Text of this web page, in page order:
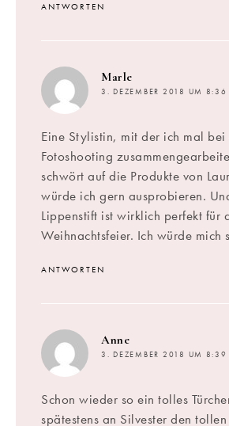
ANTWORTEN
Marle
3. DEZEMBER 2018 UM 8:36
Eine Stylistin, mit der ich mal bei
Fotoshooting
schwört auf die Produkte von
würde ich gern ausprobieren.
Lippenstift ist wirklich perfekt für
Weihnachtsfeier. Ich würde mich
ANTWORTEN
Anne
3. DEZEMBER 2018 UM 8:39
Schon wieder so ein tolles
spätestens an Silvester den